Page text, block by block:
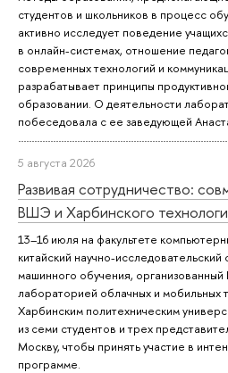
студентов и школьников в процесс
активно исследует поведение
в онлайн-системах, отношение
современных технологий и
разрабатывает принципы
образовании. О деятельности
побеседовала с ее заведующей
5 августа 2026
Развивая сотрудничество:
ВШЭ и Харбинского
13–16 июля на факультете
китайский научно-
машинного обучения,
лабораторией облачных и мобильных
Харбинским политехническим
из семи студентов и трех
Москву, чтобы принять участие в
программе.